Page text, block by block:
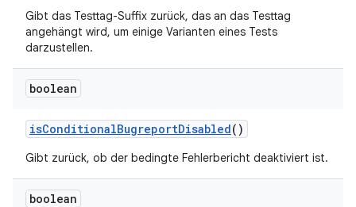
Gibt das Testtag-Suffix zurück, das an das Testtag
angehängt wird, um einige Varianten eines Tests
darzustellen.
boolean
isConditionalBugreportDisabled()
Gibt zurück, ob der bedingte Fehlerbericht deaktiviert ist.
boolean